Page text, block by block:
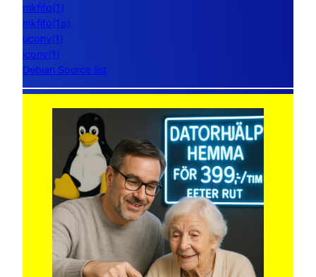
mkfifo(1)
mkfifo(1p)
uconv(1)
iconv(1)
Debian Source list